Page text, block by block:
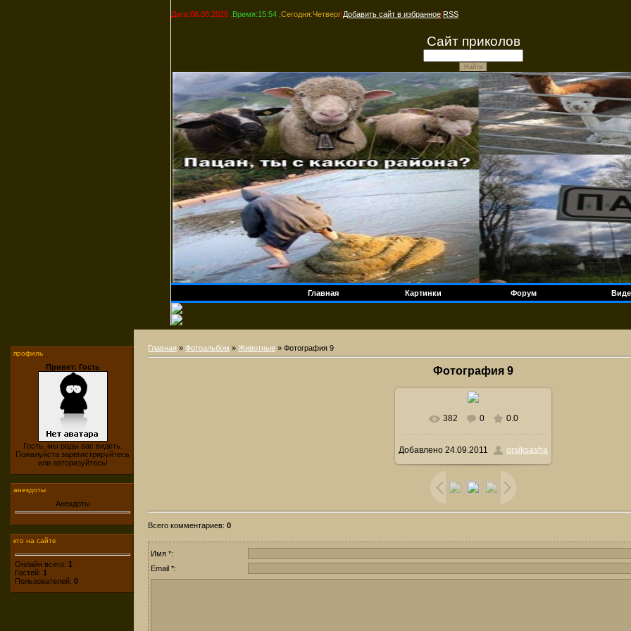
Дата:06.08.2026 , Время:15:54 , Сегодня:Четверг|Добавить сайт в избранное|RSS
Сайт приколов
Главная Картинки Форум
профиль
Привет: Гость
Гость, мы рады вас видеть.
Пожалуйста зарегистрируйтесь
или авторизуйтесь!
анекдоты
Анекдоты
кто на сайте
Онлайн всего: 1
Гостей: 1
Пользователей: 0
Главная » Фотоальбом » Животные » Фотография 9
Фотография 9
382 0 0.0
Добавлено 24.09.2011 orsiksasha
Всего комментариев: 0
Имя *:
Email *: